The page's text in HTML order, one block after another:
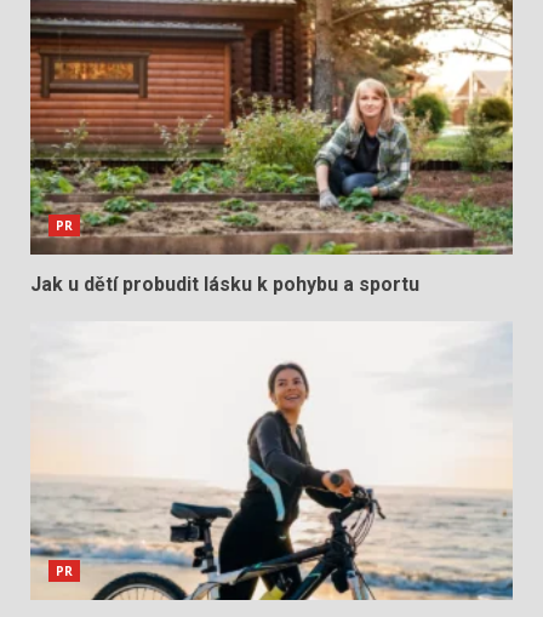
PR
Jak u dětí probudit lásku k pohybu a sportu
PR